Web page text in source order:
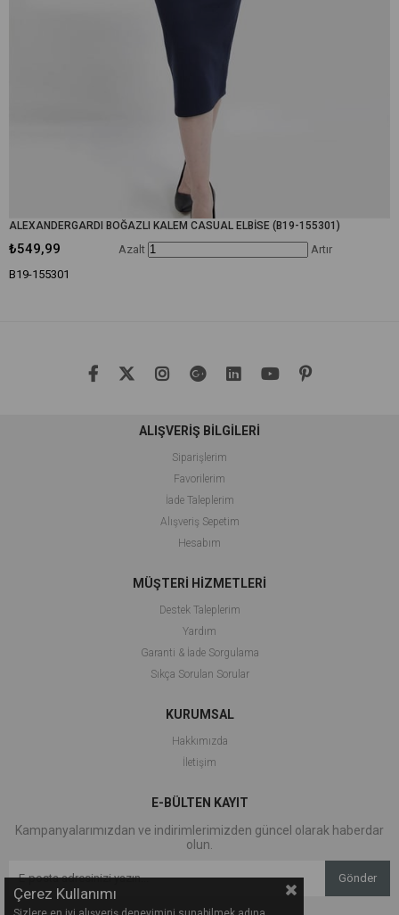
ALEXANDERGARDI BOĞAZLI KALEM CASUAL ELBİSE (B19-155301)
₺549,99
B19-155301
Azalt Artır
ALIŞVERİŞ BİLGİLERİ
Siparişlerim
Favorilerim
İade Taleplerim
Alışveriş Sepetim
Hesabım
MÜŞTERİ HİZMETLERİ
Destek Taleplerim
Yardım
Garanti & İade Sorgulama
Sıkça Sorulan Sorular
KURUMSAL
Hakkımızda
İletişim
E-BÜLTEN KAYIT
Kampanyalarımızdan ve indirimlerimizden güncel olarak haberdar
olun.
Gönder
Çerez Kullanımı